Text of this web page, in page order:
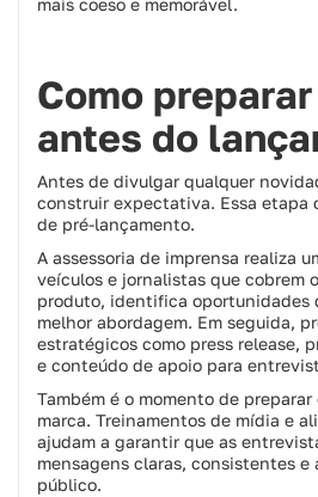
mais coeso e memorável.
Como
antes do
Antes de divulgar qualquer
construir expectativa. Essa etapa
de pré-lançamento.
A assessoria de imprensa realiza
veículos e jornalistas que cobrem
produto, identifica oportunidades
melhor abordagem. Em seguida,
estratégicos como press release,
e conteúdo de apoio para
Também é o momento de
marca. Treinamentos de mídia e
ajudam a garantir que as
mensagens claras, consistentes e
público.